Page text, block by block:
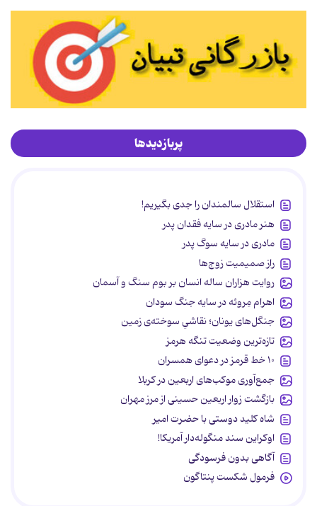
پربازدیدها
استقلال سالمندان را جدی بگیریم!
هنر مادری در سایه‌ فقدان پدر
مادری در سایه سوگ پدر
راز صمیمیت زوج‌ها
روایت هزاران ساله انسان بر بوم سنگ و آسمان
اهرام مِروئه در سایه جنگ سودان
جنگل‌های یونان؛ نقاشیِ سوخته‌ی زمین
تازه‌ترین وضعیت تنگه هرمز
۱۰ خط قرمز در دعوای همسران
جمع‌آوری موکب‌های اربعین در کربلا
بازگشت زوار اربعین حسینی از مرز مهران
شاه کلید دوستی با حضرت امیر
اوکراین سند منگوله‌دار آمریکا!
آگاهی بدون فرسودگی
فرمول شکست پنتاگون